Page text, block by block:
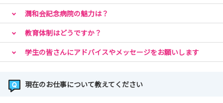
潤和会記念病院の魅力は？
教育体制はどうですか？
学生の皆さんにアドバイスやメッセージをお願いします
現在のお仕事について教えてください